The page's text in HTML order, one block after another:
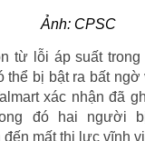
Ảnh: CPSC
từ lỗi áp suất
thể bị bật ra bất
xác nhận đã
đó hai người
đến mất thị lực vĩnh